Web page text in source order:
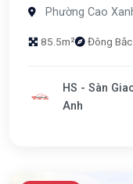
Phường Cao
85.5m² Đông Bắc
HS - Sàn
Anh